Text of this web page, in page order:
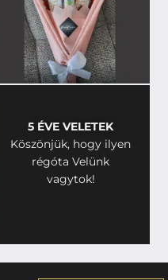
5 ÉVE VELETEK
Köszönjük, hogy ilyen
régóta Velünk
vagytok!